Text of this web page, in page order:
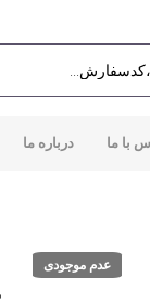
با ما درباره ما
عدم موجودی